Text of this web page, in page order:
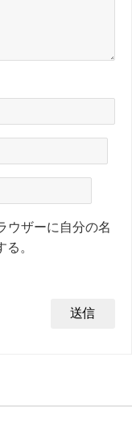
ウザーに自分の名
。